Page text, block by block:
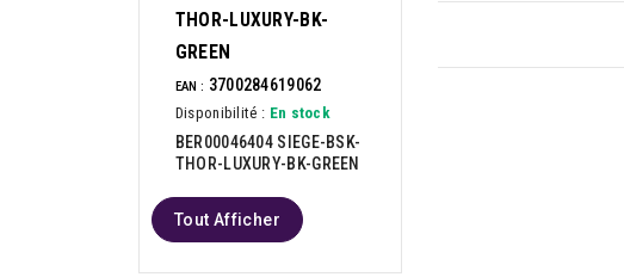
THOR-LUXURY-BK-
GREEN
EAN : 3700284619062
Disponibilité : En stock
BER00046404 SIEGE-BSK-
THOR-LUXURY-BK-GREEN
Tout Afficher